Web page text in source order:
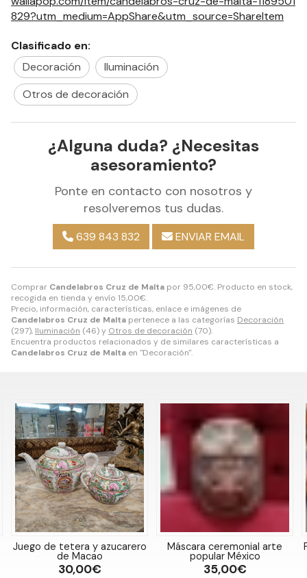
Comprar Candelabros Cruz de Malta por 95,00€. Producto en stock,
recogida en tienda y envío 15,00€.
Precio, información, características, enlace e imágenes de
Candelabros Cruz de Malta pertenece a las categorías Decoración
(297), Iluminación (46) y Otros de decoración (70).
Encuentra productos relacionados y de similares características a
Candelabros Cruz de Malta en "Decoración".
829?utm_medium=AppShare&utm_source=ShareItem
Clasificado en:
Decoración
Iluminación
Otros de decoración
¿Alguna duda? ¿Necesitas
asesoramiento?
Ponte en contacto con nosotros y
resolveremos tus dudas.
639 843 832 ENVIAR EMAIL
Juego de tetera y azucarero
de Macao
30,00€
Máscara ceremonial arte
popular México
35,00€